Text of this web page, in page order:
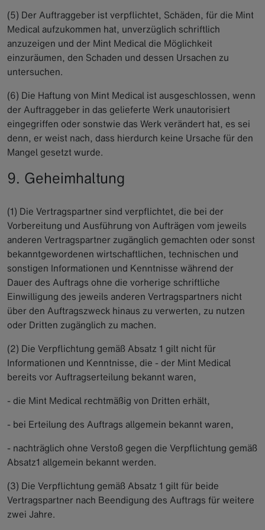
(5) Der Auftraggeber ist verpflichtet, Schäden, für die Mint
Medical aufzukommen hat, unverzüglich schriftlich
anzuzeigen und der Mint Medical die Möglichkeit
einzuräumen, den Schaden und dessen Ursachen zu
untersuchen.
(6) Die Haftung von Mint Medical ist ausgeschlossen, wenn
der Auftraggeber in das gelieferte Werk unautorisiert
eingegriffen oder sonstwie das Werk verändert hat, es sei
denn, er weist nach, dass hierdurch keine Ursache für den
Mangel gesetzt wurde.
9. Geheimhaltung
(1) Die Vertragspartner sind verpflichtet, die bei der
Vorbereitung und Ausführung von Aufträgen vom jeweils
anderen Vertragspartner zugänglich gemachten oder sonst
bekanntgewordenen wirtschaftlichen, technischen und
sonstigen Informationen und Kenntnisse während der
Dauer des Auftrags ohne die vorherige schriftliche
Einwilligung des jeweils anderen Vertragspartners nicht
über den Auftragszweck hinaus zu verwerten, zu nutzen
oder Dritten zugänglich zu machen.
(2) Die Verpflichtung gemäß Absatz 1 gilt nicht für
Informationen und Kenntnisse, die - der Mint Medical
bereits vor Auftragserteilung bekannt waren,
- die Mint Medical rechtmäßig von Dritten erhält,
- bei Erteilung des Auftrags allgemein bekannt waren,
- nachträglich ohne Verstoß gegen die Verpflichtung gemäß
Absatz1 allgemein bekannt werden.
(3) Die Verpflichtung gemäß Absatz 1 gilt für beide
Vertragspartner nach Beendigung des Auftrags für weitere
zwei Jahre.